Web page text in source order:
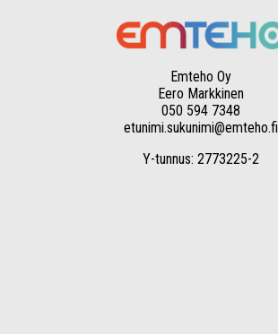
Emteho Oy
Eero Markkinen
050 594 7348
etunimi.sukunimi@emteho.fi
Y-tunnus: 2773225-2